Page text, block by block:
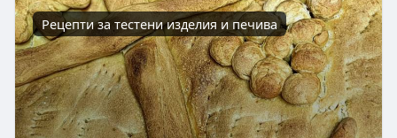
Рецепти за тестени изделия и печива